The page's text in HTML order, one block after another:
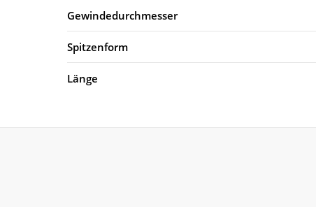
Gewindedurchmesser
Spitzenform
Länge